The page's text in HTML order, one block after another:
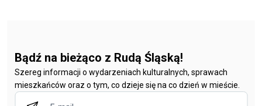
Bądź na bieżąco z Rudą Śląską!
Szereg informacji o wydarzeniach kulturalnych, sprawach
mieszkańców oraz o tym, co dzieje się na co dzień w mieście.